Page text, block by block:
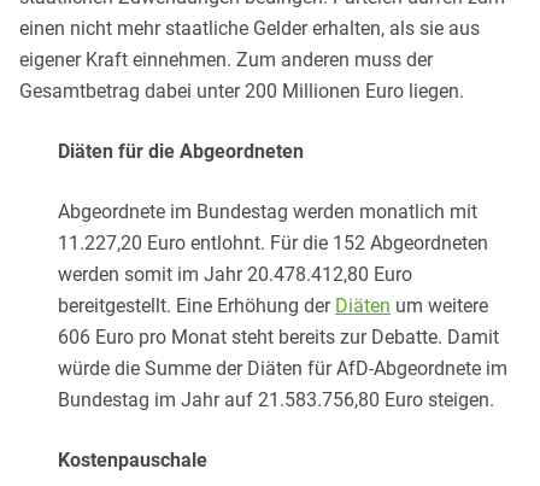
einen nicht mehr staatliche Gelder erhalten, als sie aus
eigener Kraft einnehmen. Zum anderen muss der
Gesamtbetrag dabei unter 200 Millionen Euro liegen.
Diäten für die Abgeordneten
Abgeordnete im Bundestag werden monatlich mit
11.227,20 Euro entlohnt. Für die 152 Abgeordneten
werden somit im Jahr 20.478.412,80 Euro
bereitgestellt. Eine Erhöhung der Diäten um weitere
606 Euro pro Monat steht bereits zur Debatte. Damit
würde die Summe der Diäten für AfD-Abgeordnete im
Bundestag im Jahr auf 21.583.756,80 Euro steigen.
Kostenpauschale